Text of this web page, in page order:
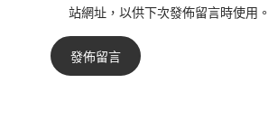
站網址，以供下次發佈留言時使用。